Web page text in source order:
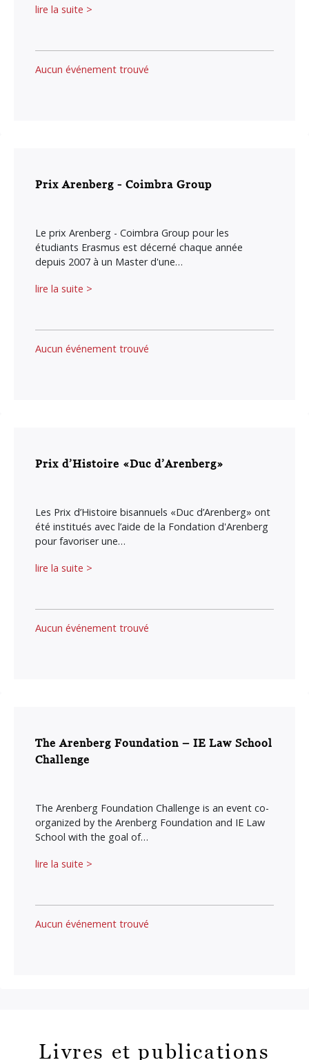
lire la suite >
Aucun événement trouvé
Prix Arenberg - Coimbra Group
Le prix Arenberg - Coimbra Group pour les
étudiants Erasmus est décerné chaque année
depuis 2007 à un Master d'une…
lire la suite >
Aucun événement trouvé
Prix d’Histoire «Duc d’Arenberg»
Les Prix d’Histoire bisannuels «Duc d’Arenberg» ont
été institués avec l’aide de la Fondation d'Arenberg
pour favoriser une…
lire la suite >
Aucun événement trouvé
The Arenberg Foundation – IE Law School
Challenge
The Arenberg Foundation Challenge is an event co-
organized by the Arenberg Foundation and IE Law
School with the goal of…
lire la suite >
Aucun événement trouvé
Livres et publications